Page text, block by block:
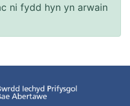
ni fydd hyn yn arwain